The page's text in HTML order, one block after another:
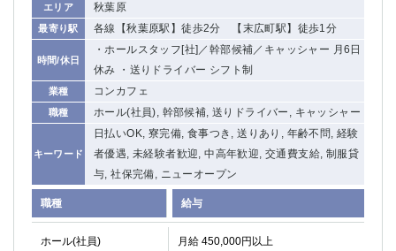
エリア 秋葉原
最寄り駅 各線【秋葉原駅】徒歩2分 【末広町駅】徒歩1分
時間/休日
・ホールスタッフ[社]／幹部候補／キャッシャー 月6日
休み ・送りドライバー シフト制
業種 コンカフェ
職種 ホール(社員), 幹部候補, 送りドライバー, キャッシャー
キーワード
日払いOK, 寮完備, 食事つき, 送りあり, 年齢不問, 経験
者優遇, 未経験者歓迎, 中高年歓迎, 交通費支給, 制服貸
与, 社保完備, ニューオープン
職種 給与
ホール(社員) 月給 450,000円以上